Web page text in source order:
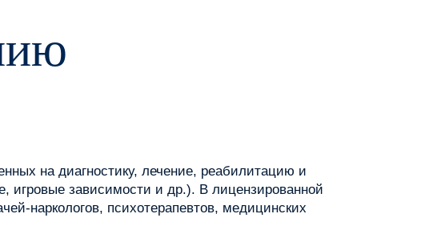
на диагностику, лечение, реабилитацию и
игровые зависимости и др.). В лицензированной
наркологов, психотерапевтов, медицинских